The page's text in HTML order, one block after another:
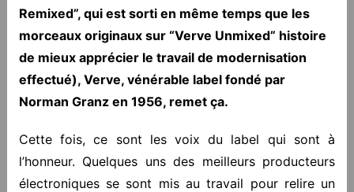
Remixed”, qui est sorti en même temps que les
morceaux originaux sur “Verve Unmixed” histoire
de mieux apprécier le travail de modernisation
effectué), Verve, vénérable label fondé par
Norman Granz en 1956, remet ça.
Cette fois, ce sont les voix du label qui sont à
l’honneur. Quelques uns des meilleurs producteurs
électroniques se sont mis au travail pour relire un